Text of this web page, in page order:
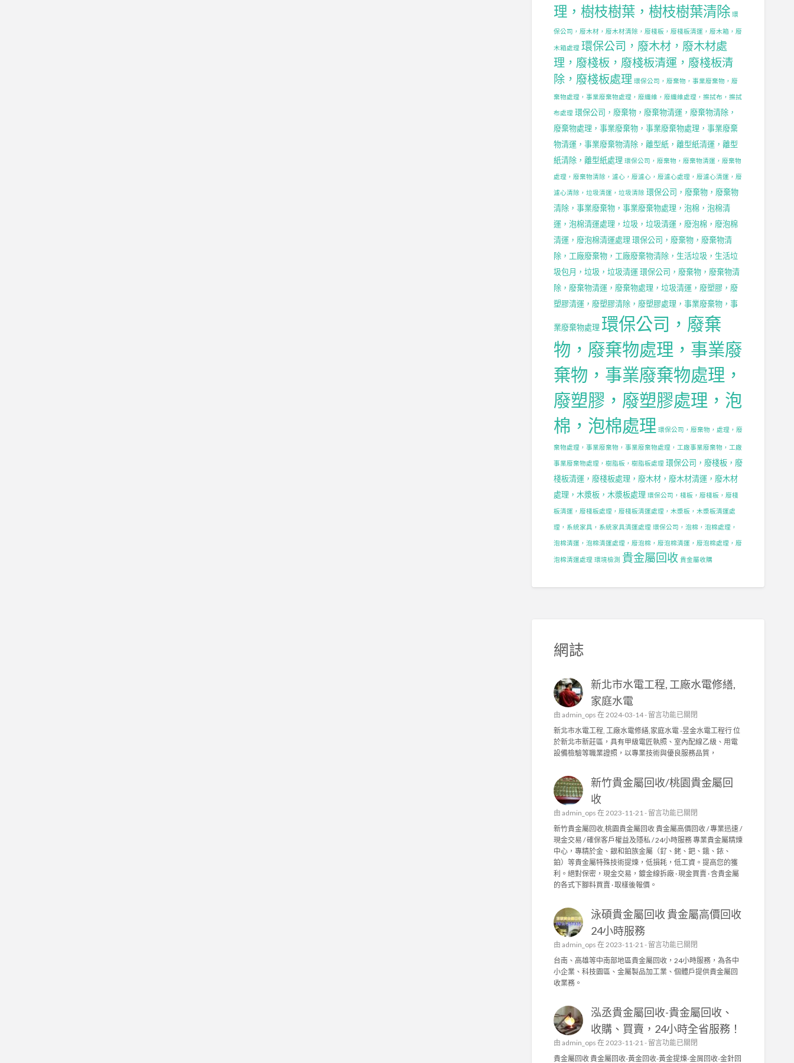
理，樹枝樹葉，樹枝樹葉清除 環
保公司，廢木材，廢木材清除，廢棧板，廢棧板清運，廢木箱，廢
木箱處理 環保公司，廢木材，廢木材處
理，廢棧板，廢棧板清運，廢棧板清
除，廢棧板處理 環保公司，廢棄物，事業廢棄物，廢
棄物處理，事業廢棄物處理，廢纖維，廢纖維處理，擦拭布，擦拭
布處理 環保公司，廢棄物，廢棄物清運，廢棄物清除，
廢棄物處理，事業廢棄物，事業廢棄物處理，事業廢棄
物清運，事業廢棄物清除，離型紙，離型紙清運，離型
紙清除，離型紙處理 環保公司，廢棄物，廢棄物清運，廢棄物
處理，廢棄物清除，濾心，廢濾心，廢濾心處理，廢濾心清運，廢
濾心清除，垃圾清運，垃圾清除 環保公司，廢棄物，廢棄物
清除，事業廢棄物，事業廢棄物處理，泡棉，泡棉清
運，泡棉清運處理，垃圾，垃圾清運，廢泡棉，廢泡棉
清運，廢泡棉清運處理 環保公司，廢棄物，廢棄物清
除，工廠廢棄物，工廠廢棄物清除，生活垃圾，生活垃
圾包月，垃圾，垃圾清運 環保公司，廢棄物，廢棄物清
除，廢棄物清運，廢棄物處理，垃圾清運，廢塑膠，廢
塑膠清運，廢塑膠清除，廢塑膠處理，事業廢棄物，事
業廢棄物處理 環保公司，廢棄
物，廢棄物處理，事業廢
棄物，事業廢棄物處理，
廢塑膠，廢塑膠處理，泡
棉，泡棉處理 環保公司，廢棄物，處理，廢
棄物處理，事業廢棄物，事業廢棄物處理，工廠事業廢棄物，工廠
事業廢棄物處理，樹脂板，樹脂板處理 環保公司，廢棧板，廢
棧板清運，廢棧板處理，廢木材，廢木材清運，廢木材
處理，木漿板，木漿板處理 環保公司，棧板，廢棧板，廢棧
板清運，廢棧板處理，廢棧板清運處理，木漿板，木漿板清運處
理，系統家具，系統家具清運處理 環保公司，泡棉，泡棉處理，
泡棉清運，泡棉清運處理，廢泡棉，廢泡棉清運，廢泡棉處理，廢
泡棉清運處理 環境檢測 貴金屬回收 貴金屬收購
網誌
新北市水電工程, 工廠水電修繕,
家庭水電
由 admin_ops 在 2024-03-14 - 在
〈
新
北
市
電
,
工
廠
水
電
修
繕
庭
〉
中
留言功能已關閉
新北市水電工程, 工廠水電修繕,家庭水電 -昱金水電工程行 位
於新北市新莊區，具有甲級電匠執照、室內配線乙級、用電
設備檢驗等職業證照，以專業技術與優良服務品質，
新竹貴金屬回收/桃園貴金屬回
收
由 admin_ops 在 2023-11-21 - 在
〈
新
竹
貴
金
屬
回
/
貴
金
屬
中
留言功能已關閉
新竹貴金屬回收,桃園貴金屬回收 貴金屬高價回收 / 專業迅速 /
現金交易 / 確保客戶權益及隱私 / 24小時服務 專業貴金屬精煉
中心，專精於金、銀和鉑族金屬（釕、銠、鈀、鋨、銥、
鉑）等貴金屬特殊技術提煉，低損耗，低工資。提高您的獲
利。絕對保密，現金交易，鍍金線拆廠 · 現金買賣 · 含貴金屬
的各式下腳料買賣 · 取樣後報價。
泳碩貴金屬回收 貴金屬高價回收
24小時服務
由 admin_ops 在 2023-11-21 - 在
〈
泳
碩
屬
收
貴
金
留言功能已關閉
台南、高雄等中南部地區貴金屬回收，24小時服務，為各中
小企業、科技園區、金屬製品加工業、個體戶提供貴金屬回
收業務。
泓丞貴金屬回收-貴金屬回收、
收購、買賣，24小時全省服務！
由 admin_ops 在 2023-11-21 - 在
〈
留言功能已關閉
貴金屬回收 貴金屬回收-黃金回收-黃金提煉-金屑回收-金針回